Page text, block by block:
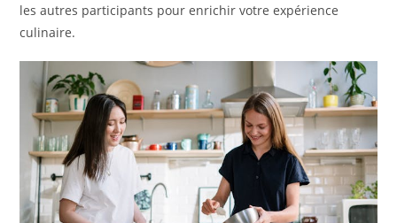
les autres participants pour enrichir votre expérience
culinaire.